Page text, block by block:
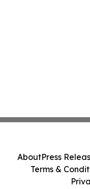
AboutPress
Terms &